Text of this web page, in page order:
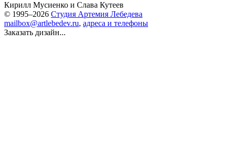
Кирилл Мусиенко и Слава Кутеев
© 1995–2026 Студия Артемия Лебедева
mailbox@artlebedev.ru, адреса и телефоны
Заказать дизайн...